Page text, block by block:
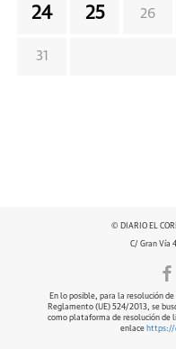
24 25 26
31
© DIARIO EL
C/ Gran Vía
En lo posible, para la resolución
Reglamento (UE) 524/2013, se
como plataforma de resolución de
enlace https://